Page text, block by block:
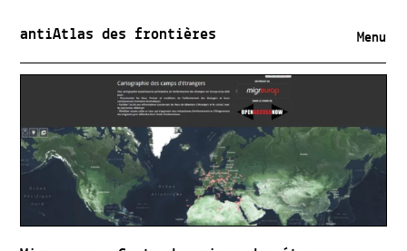
antiAtlas des frontières Menu